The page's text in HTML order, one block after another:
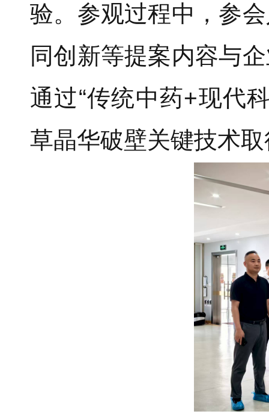
验。参观过程中，参
同创新等提案内容与
通过“传统中药+现代
草晶华破壁关键技术